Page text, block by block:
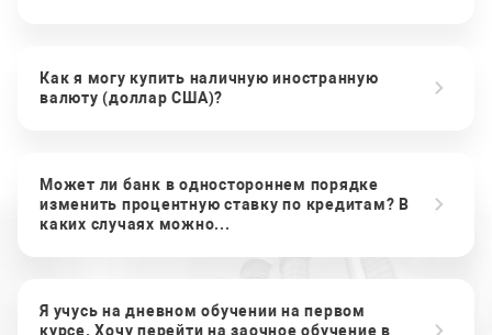
Как я могу купить наличную иностранную
валюту (доллар США)?
Может ли банк в одностороннем порядке
изменить процентную ставку по кредитам? В
каких случаях можно...
Я учусь на дневном обучении на первом
курсе. Хочу перейти на заочное обучение в